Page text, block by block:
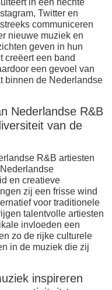
in een hechte
Twitter en
communiceren
nieuwe muziek en
geven in hun
creëert een band
een gevoel van
binnen de Nederlandse
Nederlandse R&B
van de
R&B artiesten
en creatieve
zij een frisse wind
voor traditionele
talentvolle artiesten
invloeden een
zo de rijke culturele
in de muziek die zij
inspireren